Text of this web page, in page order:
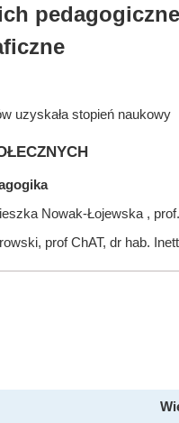
uzyskała stopień naukowy
Nowak-Łojewska ,
prof ChAT, dr hab.